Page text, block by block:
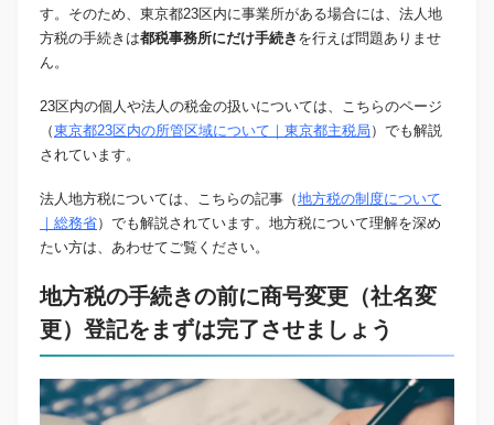
す。そのため、東京都23区内に事業所がある場合には、法人地
方税の手続きは都税事務所にだけ手続き を行えば問題ありませ
ん。
23区内の個人や法人の税金の扱いについては、こちらのページ
（東京都23区内の所管区域について｜東京都主税局 ）でも解説
されています。
法人地方税については、こちらの記事（地方税の制度について
｜総務省）でも解説されています。地方税について理解を深め
たい方は、あわせてご覧ください。
地方税の手続きの前に商号変更（社名変
更）登記をまずは完了させましょう